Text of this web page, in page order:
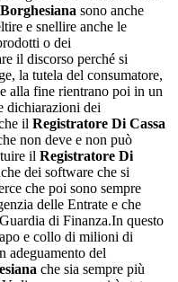
sono anche
e snellire anche le
o dei
il discorso perché si
la tutela del consumatore,
alla fine rientrano poi in un
dichiarazioni dei
il Registratore Di Cassa
non deve e non può
il Registratore Di
dei software che si
che poi sono sempre
delle Entrate e che
di Finanza.In questo
e collo di milioni di
adeguamento del
che sia sempre più